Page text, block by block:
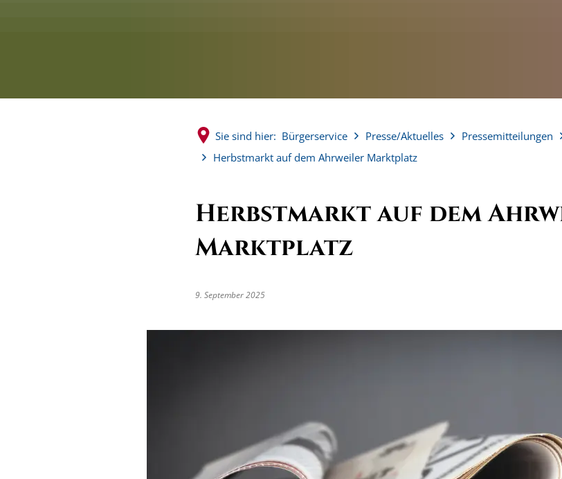
Sie sind hier: Bürgerservice Presse/Aktuelles Pressemitteilungen
Herbstmarkt auf dem Ahrweiler Marktplatz
Herbstmarkt auf dem
Marktplatz
9. September 2025